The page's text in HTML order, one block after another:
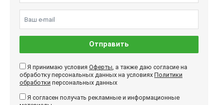
Отправить
Я принимаю условия Оферты, а также даю согласие на
обработку персональных данных на условиях Политики
обработки персональных данных
Я согласен получать рекламные и информационные